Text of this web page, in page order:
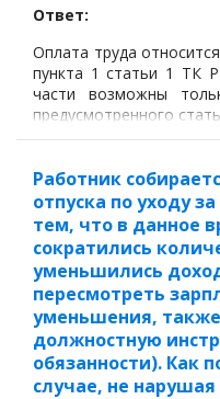
Ответ:
Оплата труда
пункта 1 статьи 1 ТК
части возможны
предусмотренного
Работник
отпуска по уходу
тем, что в данное
сократились
уменьшились
пересмотреть
уменьшения,
должностную
обязанности). Как
случае, не нарушая